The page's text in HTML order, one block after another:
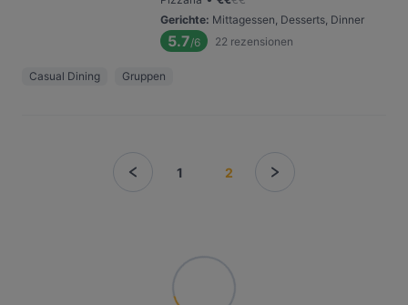
Gerichte: Mittagessen, Desserts, Dinner
5.7/6 22 rezensionen
Casual Dining Gruppen
1 2